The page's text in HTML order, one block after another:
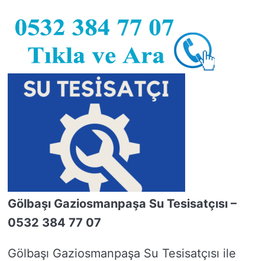
Gölbaşı Gaziosmanpaşa Su Tesisatçısı –
0532 384 77 07
Gölbaşı Gaziosmanpaşa Su Tesisatçısı ile